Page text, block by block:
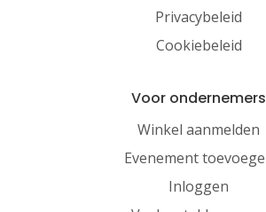
Privacybeleid
Cookiebeleid
Voor ondernemers
Winkel aanmelden
Evenement
Inloggen